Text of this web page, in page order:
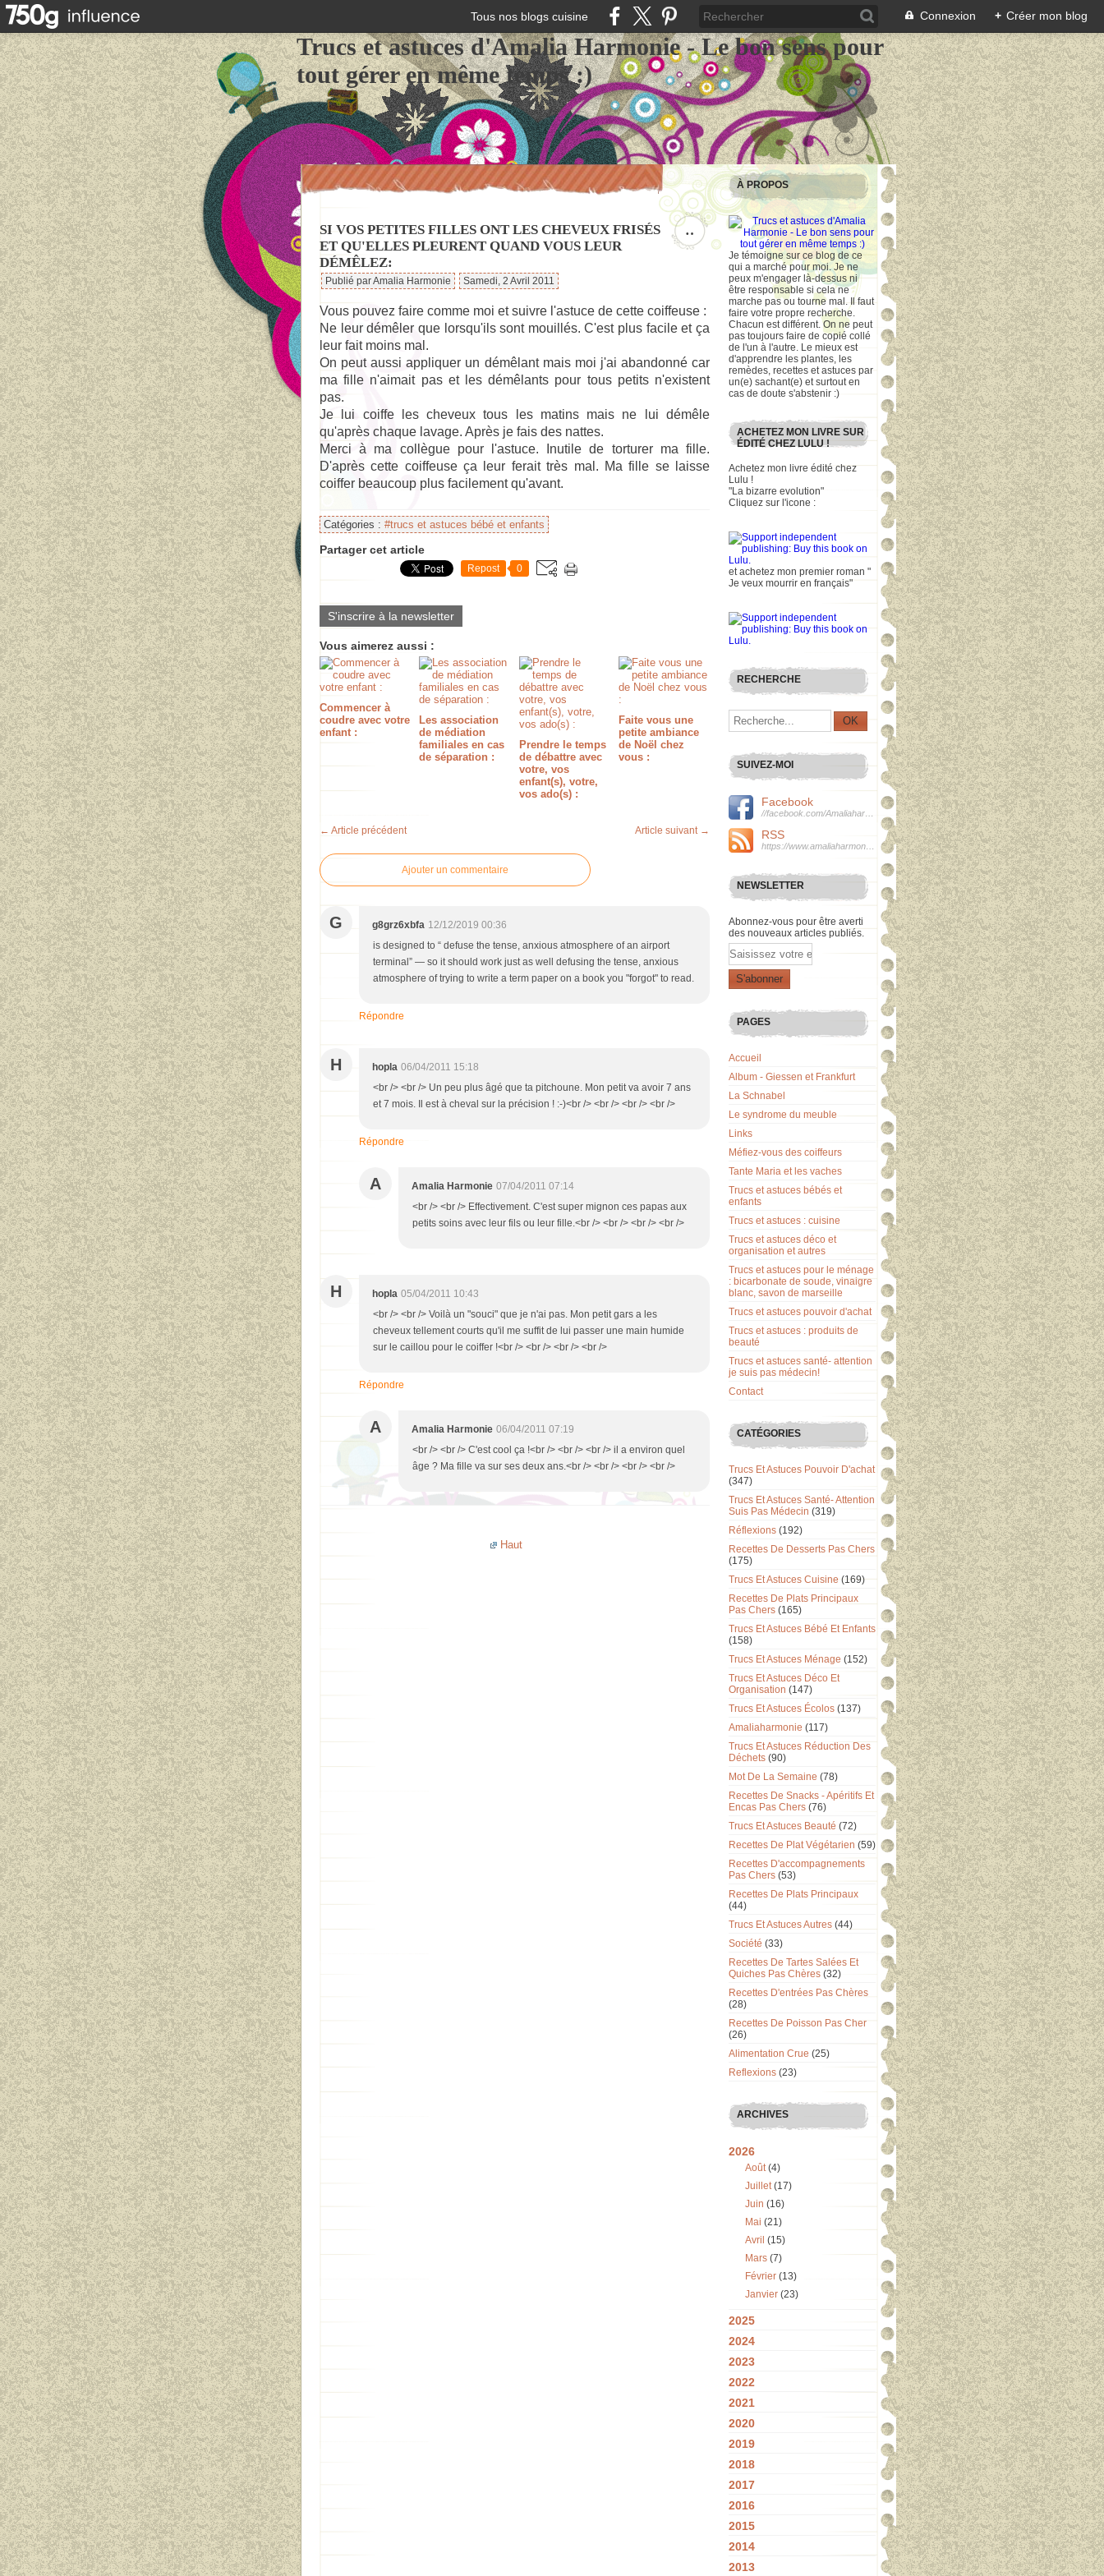
Tous nos blogs cuisine Connexion + Créer mon blog
Trucs et astuces d'Amalia Harmonie - Le bon sens pour
tout gérer en même temps :)
…
SI VOS PETITES FILLES ONT LES CHEVEUX FRISÉS
ET QU'ELLES PLEURENT QUAND VOUS LEUR
DÉMÊLEZ:
Publié par Amalia Harmonie Samedi, 2 Avril 2011
Vous pouvez faire comme moi et suivre l'astuce de cette coiffeuse :
Ne leur démêler que lorsqu'ils sont mouillés. C'est plus facile et ça
leur fait moins mal.
On peut aussi appliquer un démêlant mais moi j'ai abandonné car
ma fille n'aimait pas et les démêlants pour tous petits n'existent
pas.
Je lui coiffe les cheveux tous les matins mais ne lui démêle
qu'après chaque lavage. Après je fais des nattes.
Merci à ma collègue pour l'astuce. Inutile de torturer ma fille.
D'après cette coiffeuse ça leur ferait très mal. Ma fille se laisse
coiffer beaucoup plus facilement qu'avant.
Catégories : #trucs et astuces bébé et enfants
Partager cet article
Repost 0
S'inscrire à la newsletter
Vous aimerez aussi :
Commencer à
coudre avec votre
enfant :
Les association
de médiation
familiales en cas
de séparation :
Prendre le temps
de débattre avec
votre, vos
enfant(s), votre,
vos ado(s) :
Faite vous une
petite ambiance
de Noël chez
vous :
← Article précédent Article suivant →
Ajouter un commentaire
G g8grz6xbfa 12/12/2019 00:36
is designed to “ defuse the tense, anxious atmosphere of an airport
terminal” — so it should work just as well defusing the tense, anxious
atmosphere of trying to write a term paper on a book you "forgot" to read.
Répondre
H hopla 06/04/2011 15:18
<br /> <br /> Un peu plus âgé que ta pitchoune. Mon petit va avoir 7 ans
et 7 mois. Il est à cheval sur la précision ! :-)<br /> <br /> <br /> <br />
Répondre
A Amalia Harmonie 07/04/2011 07:14
<br /> <br /> Effectivement. C'est super mignon ces papas aux
petits soins avec leur fils ou leur fille.<br /> <br /> <br /> <br />
H hopla 05/04/2011 10:43
<br /> <br /> Voilà un "souci" que je n'ai pas. Mon petit gars a les
cheveux tellement courts qu'il me suffit de lui passer une main humide
sur le caillou pour le coiffer !<br /> <br /> <br /> <br />
Répondre
A Amalia Harmonie 06/04/2011 07:19
<br /> <br /> C'est cool ça !<br /> <br /> <br /> il a environ quel
âge ? Ma fille va sur ses deux ans.<br /> <br /> <br /> <br />
Haut
À PROPOS
Je témoigne sur ce blog de ce
qui a marché pour moi. Je ne
peux m'engager là-dessus ni
être responsable si cela ne
marche pas ou tourne mal. Il faut
faire votre propre recherche.
Chacun est différent. On ne peut
pas toujours faire de copié collé
de l'un à l'autre. Le mieux est
d'apprendre les plantes, les
remèdes, recettes et astuces par
un(e) sachant(e) et surtout en
cas de doute s'abstenir :)
ACHETEZ MON LIVRE SUR
ÉDITÉ CHEZ LULU !
Achetez mon livre édité chez
Lulu !
"La bizarre evolution"
Cliquez sur l'icone :
et achetez mon premier roman "
Je veux mourrir en français"
RECHERCHE
SUIVEZ-MOI
Facebook
RSS
NEWSLETTER
Abonnez-vous pour être averti
des nouveaux articles publiés.
Email
PAGES
Accueil
Album - Giessen et Frankfurt
La Schnabel
Le syndrome du meuble
Links
Méfiez-vous des coiffeurs
Tante Maria et les vaches
Trucs et astuces bébés et
enfants
Trucs et astuces : cuisine
Trucs et astuces déco et
organisation et autres
Trucs et astuces pour le ménage
: bicarbonate de soude, vinaigre
blanc, savon de marseille
Trucs et astuces pouvoir d'achat
Trucs et astuces : produits de
beauté
Trucs et astuces santé- attention
je suis pas médecin!
Contact
CATÉGORIES
Trucs Et Astuces Pouvoir D'achat
(347)
Trucs Et Astuces Santé- Attention
Suis Pas Médecin (319)
Réflexions (192)
Recettes De Desserts Pas Chers
(175)
Trucs Et Astuces Cuisine (169)
Recettes De Plats Principaux
Pas Chers (165)
Trucs Et Astuces Bébé Et Enfants
(158)
Trucs Et Astuces Ménage (152)
Trucs Et Astuces Déco Et
Organisation (147)
Trucs Et Astuces Écolos (137)
Amaliaharmonie (117)
Trucs Et Astuces Réduction Des
Déchets (90)
Mot De La Semaine (78)
Recettes De Snacks - Apéritifs Et
Encas Pas Chers (76)
Trucs Et Astuces Beauté (72)
Recettes De Plat Végétarien (59)
Recettes D'accompagnements
Pas Chers (53)
Recettes De Plats Principaux
(44)
Trucs Et Astuces Autres (44)
Société (33)
Recettes De Tartes Salées Et
Quiches Pas Chères (32)
Recettes D'entrées Pas Chères
(28)
Recettes De Poisson Pas Cher
(26)
Alimentation Crue (25)
Reflexions (23)
ARCHIVES
2026
Août(4)
Juillet(17)
Juin (16)
Mai (21)
Avril (15)
Mars (7)
Février (13)
Janvier (23)
2025
2024
2023
2022
2021
2020
2019
2018
2017
2016
2015
2014
2013